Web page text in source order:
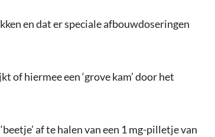
en dat er speciale afbouwdoseringen
of hiermee een ‘grove kam’ door het
af te halen van een 1 mg-pilletje van